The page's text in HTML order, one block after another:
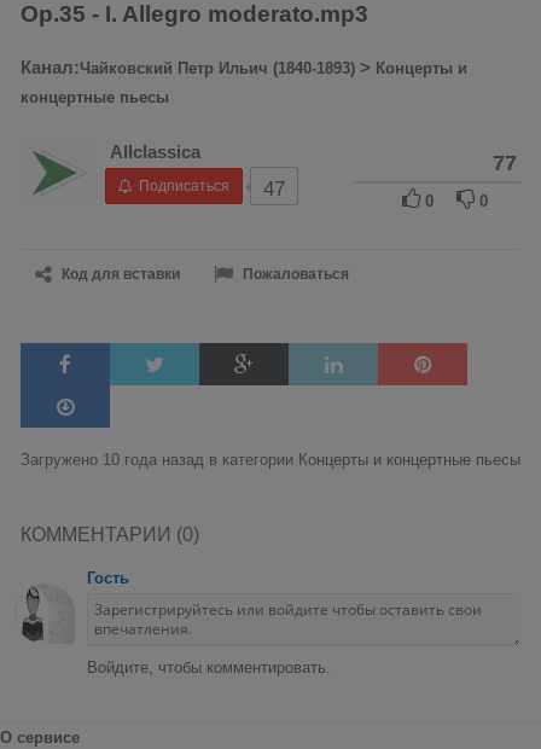
Op.35 - I. Allegro moderato.mp3
Канал:Чайковский Петр Ильич (1840-1893) > Концерты и
концертные пьесы
Allclassica
Подписаться 47
77
0 0
Код для вставки Пожаловаться
Загружено 10 года назад в категории Концерты и концертные пьесы
КОММЕНТАРИИ (0)
Гость
Войдите, чтобы комментировать.
О сервисе